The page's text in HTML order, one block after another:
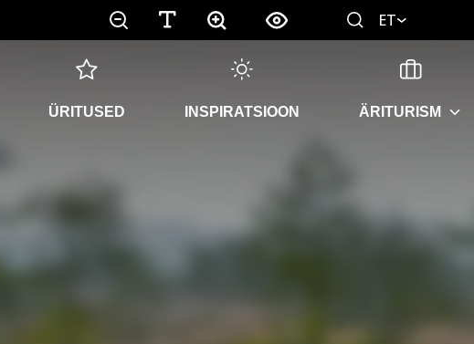
ET
ÜRITUSED INSPIRATSIOON ÄRITURISM